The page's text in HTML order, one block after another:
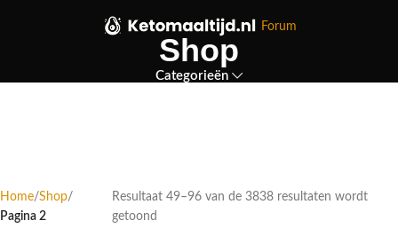
Forum
Shop
Categorieën
Home Shop
Pagina 2
Resultaat 49–96 van de 3838 resultaten wordt
getoond